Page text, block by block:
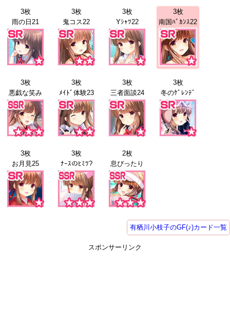
3枚
雨の日21
3枚
鬼コス22
3枚
Yｼｬﾂ22
3枚
南国ﾊﾞｶﾝｽ22
3枚
悪戯な笑み
3枚
ﾒｲﾄﾞ体験23
3枚
三者面談24
3枚
冬のｹﾞﾚﾝﾃﾞ
3枚
お月見25
3枚
ﾅｰｽのﾋﾐﾂ?
2枚
息ぴったり
有栖川小枝子のGF(♪)カード一覧
スポンサーリンク